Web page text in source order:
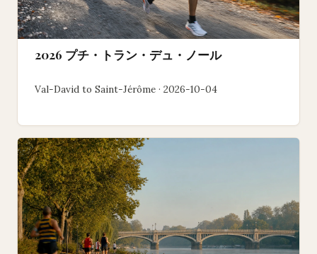
2026 プチ・トラン・デュ・ノール
Val-David to Saint-Jérôme · 2026-10-04